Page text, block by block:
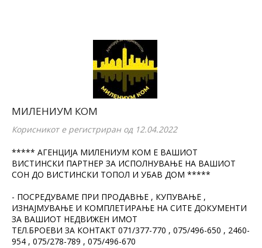
МИЛЕНИУМ КОМ
Корисникот е регистриран од 12.04.2022
***** АГЕНЦИЈА МИЛЕНИУМ КОМ Е ВАШИОТ
ВИСТИНСКИ ПАРТНЕР ЗА ИСПОЛНУВАЊЕ НА ВАШИОТ
СОН ДО ВИСТИНСКИ ТОПОЛ И УБАВ ДОМ *****
- ПОСРЕДУВАМЕ ПРИ ПРОДАВЊЕ , КУПУВАЊЕ ,
ИЗНАЈМУВАЊЕ И КОМПЛЕТИРАЊЕ НА СИТЕ ДОКУМЕНТИ
ЗА ВАШИОТ НЕДВИЖЕН ИМОТ
ТЕЛ.БРОЕВИ ЗА КОНТАКТ 071/377-770 , 075/496-650 , 2460-
954 , 075/278-789 , 075/496-670